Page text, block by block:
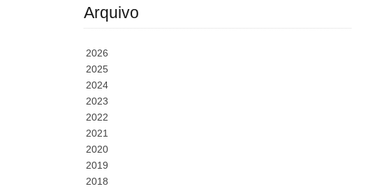
Arquivo
2026
2025
2024
2023
2022
2021
2020
2019
2018